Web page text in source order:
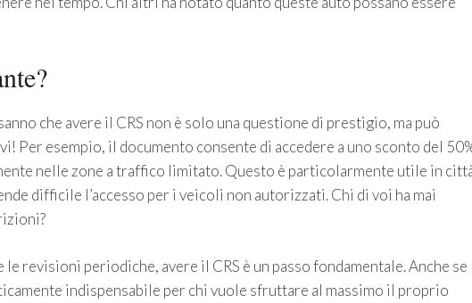
che avere il CRS non è solo una questione di prestigio, ma può
Per esempio, il documento consente di accedere a uno sconto del
nelle zone a traffico limitato. Questo è particolarmente utile in
difficile l’accesso per i veicoli non autorizzati. Chi di voi ha mai
revisioni periodiche, avere il CRS è un passo fondamentale. Anche se
indispensabile per chi vuole sfruttare al massimo il proprio